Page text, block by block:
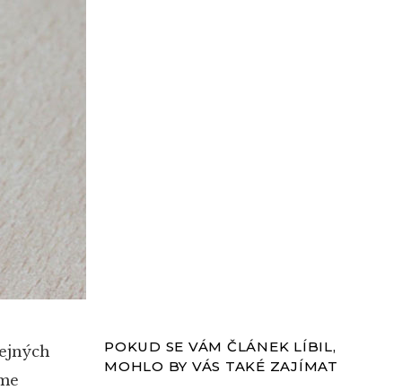
POKUD SE VÁM ČLÁNEK LÍBIL,
MOHLO BY VÁS TAKÉ ZAJÍMAT